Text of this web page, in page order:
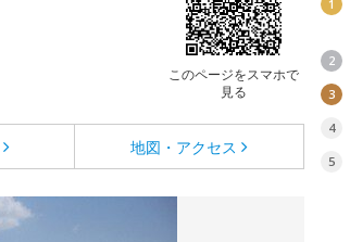
このページをスマホで
見る
地図・アクセス
1
2
3
4
5